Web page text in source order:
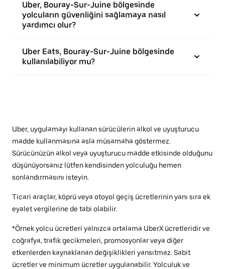
Uber, Bouray-Sur-Juine bölgesinde
yolcuların güvenliğini sağlamaya nasıl
yardımcı olur?
Uber Eats, Bouray-Sur-Juine bölgesinde
kullanılabiliyor mu?
Uber, uygulamayı kullanan sürücülerin alkol ve uyuşturucu
madde kullanmasına asla müsamaha göstermez.
Sürücünüzün alkol veya uyuşturucu madde etkisinde olduğunu
düşünüyorsanız lütfen kendisinden yolculuğu hemen
sonlandırmasını isteyin.
Ticari araçlar, köprü veya otoyol geçiş ücretlerinin yanı sıra ek
eyalet vergilerine de tabi olabilir.
*Örnek yolcu ücretleri yalnızca ortalama UberX ücretleridir ve
coğrafya, trafik gecikmeleri, promosyonlar veya diğer
etkenlerden kaynaklanan değişiklikleri yansıtmaz. Sabit
ücretler ve minimum ücretler uygulanabilir. Yolculuk ve